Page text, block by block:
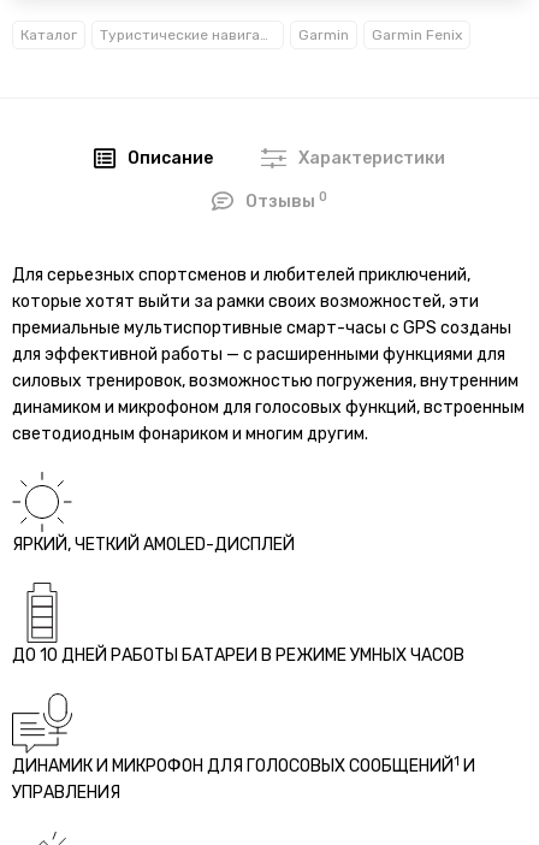
Каталог Туристические навигаторы Garmin Garmin Fenix
Описание Характеристики
Отзывы0
Для серьезных спортсменов и любителей приключений,
которые хотят выйти за рамки своих возможностей, эти
премиальные мультиспортивные смарт-часы с GPS созданы
для эффективной работы — с расширенными функциями для
силовых тренировок, возможностью погружения, внутренним
динамиком и микрофоном для голосовых функций, встроенным
светодиодным фонариком и многим другим.
ЯРКИЙ, ЧЕТКИЙ AMOLED-ДИСПЛЕЙ
ДО 10 ДНЕЙ РАБОТЫ БАТАРЕИ В РЕЖИМЕ УМНЫХ ЧАСОВ
ДИНАМИК И МИКРОФОН ДЛЯ ГОЛОСОВЫХ СООБЩЕНИЙ1 И
УПРАВЛЕНИЯ